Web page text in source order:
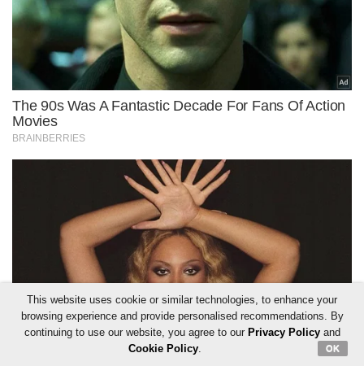
This website uses cookie or similar technologies, to enhance your
browsing experience and provide personalised recommendations. By
continuing to use our website, you agree to our Privacy Policyand
Cookie Policy. OK